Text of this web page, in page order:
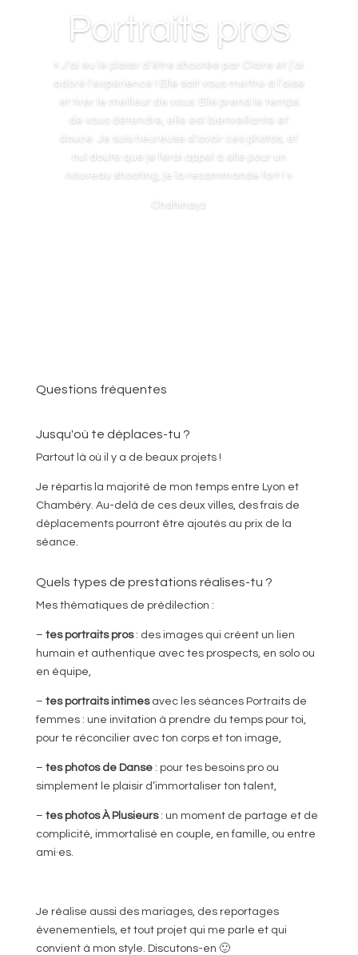
Portraits pros
« J’ai eu le plaisir d’être shootée par Claire et j’ai
adoré l’expérience !
Elle sait vous mettre à l’aise
et tirer le meilleur de vous.
Elle prend le temps
de vous détendre, elle est bienveillante et
douce.
Je suis heureuse d’avoir ces photos, et
nul doute que je ferai appel à elle pour un
nouveau shooting, je la recommande fort ! »
Chahinayz
Questions fréquentes
Jusqu'où te déplaces-tu ?
Partout là où il y a de beaux projets !
Je répartis la majorité de mon temps entre Lyon et
Chambéry. Au-delà de ces deux villes, des frais de
déplacements pourront être ajoutés au prix de la
séance.
Quels types de prestations réalises-tu ?
Mes thématiques de prédilection :
– tes portraits pros: des images qui créent un lien
humain et authentique avec tes prospects, en solo ou
en équipe,
– tes portraits intimesavec les séances Portraits de
femmes : une invitation à prendre du temps pour toi,
pour te réconcilier avec ton corps et ton image,
– tes photos de Danse: pour tes besoins pro ou
simplement le plaisir d’immortaliser ton talent,
– tes photos À Plusieurs: un moment de partage et de
complicité, immortalisé en couple, en famille, ou entre
ami·es.
Je réalise aussi des mariages, des reportages
évenementiels, et tout projet qui me parle et qui
convient à mon style. Discutons-en 🙂